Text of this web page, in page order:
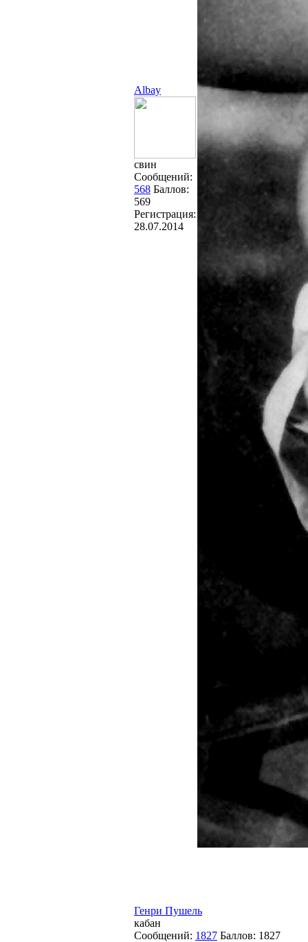
Albay
свин
Сообщений:
568 Баллов:
569
Регистрация:
28.07.2014
Генри Пушель
кабан
Сообщений: 1827 Баллов: 1827